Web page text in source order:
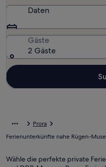
Daten
Gäste
2 Gäste
Prora
Ferienunterkünfte nahe Rügen-
Wähle die perfekte private